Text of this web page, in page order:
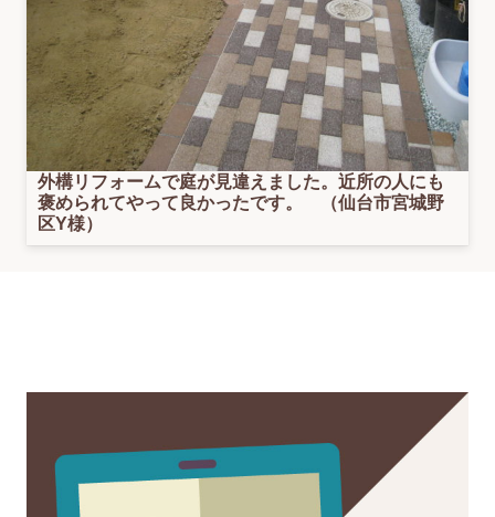
外構リフォームで庭が見違えました。近所の人にも
褒められてやって良かったです。 （仙台市宮城野
区Y様）